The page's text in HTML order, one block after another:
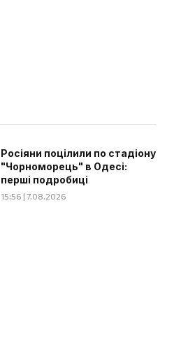
Росіяни поцілили по стадіону
"Чорноморець" в Одесі:
перші подробиці
15:56 | 7.08.2026